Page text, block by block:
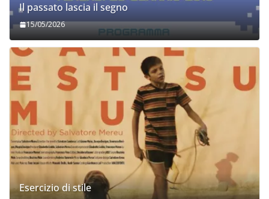
Il passato lascia il segno
15/05/2026
Esercizio di stile